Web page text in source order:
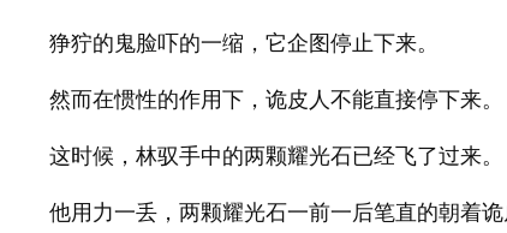
狰狞的鬼脸吓的一缩，它企图停止下来。
然而在惯性的作用下，诡皮人不能直接停下来。
这时候，林驭手中的两颗耀光石已经飞了过来。
他用力一丢，两颗耀光石一前一后笔直的朝着诡